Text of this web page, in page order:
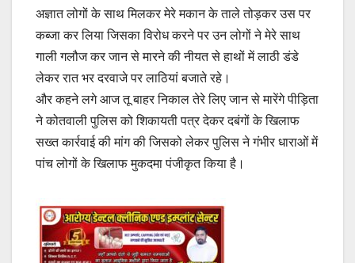
अज्ञात लोगों के साथ मिलकर मेरे मकान के ताले तोड़कर उस पर
कब्जा कर लिया जिसका विरोध करने पर उन लोगों ने मेरे साथ
गाली गलौज कर जान से मारने की नीयत से हाथों में लाठी डंडे
लेकर रात भर दरवाजे पर लाठियां बजाते रहे।
और कहने लगे आज तू बाहर निकाल तेरे लिए जान से मारेंगे पीड़िता
ने कोतवाली पुलिस को शिकायती पत्र देकर दबंगों के खिलाफ
सख्त कार्रवाई की मांग की जिसको लेकर पुलिस ने गंभीर धाराओं में
पांच लोगों के खिलाफ मुकदमा पंजीकृत किया है।